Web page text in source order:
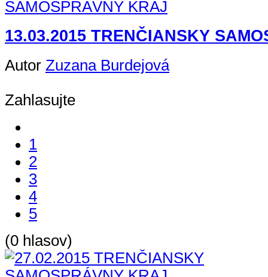
13.03.2015 TRENČIANSKY
Autor Zuzana Burdejová
Zahlasujte
1
2
3
4
5
(0 hlasov)